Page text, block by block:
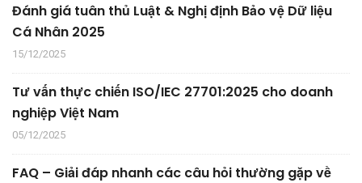
Đánh giá tuân thủ Luật & Nghị định Bảo vệ Dữ liệu
Cá Nhân 2025
15/12/2025
Tư vấn thực chiến ISO/IEC 27701:2025 cho doanh
nghiệp Việt Nam
05/12/2025
FAQ – Giải đáp nhanh các câu hỏi thường gặp về